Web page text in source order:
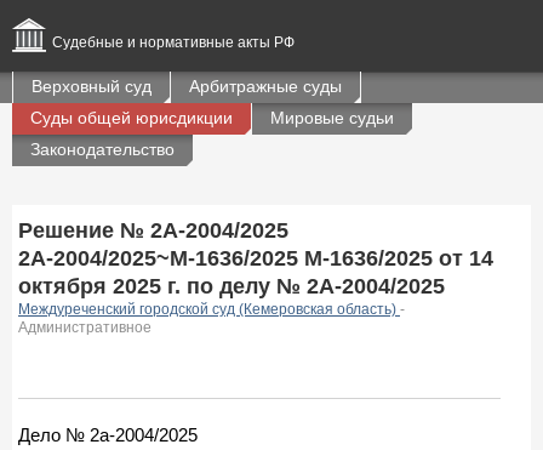
Судебные и нормативные акты РФ
Верховный суд
Арбитражные суды
Суды общей юрисдикции
Мировые судьи
Законодательство
Решение № 2А-2004/2025
2А-2004/2025~М-1636/2025 М-1636/2025 от 14
октября 2025 г. по делу № 2А-2004/2025
Междуреченский городской суд (Кемеровская область) -
Административное
Дело № 2а-2004/2025